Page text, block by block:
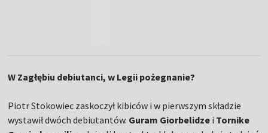
W Zagłębiu debiutanci, w Legii pożegnanie?
Piotr Stokowiec zaskoczył kibiców i w pierwszym składzie
wystawił dwóch debiutantów. Guram Giorbelidze i Tornike